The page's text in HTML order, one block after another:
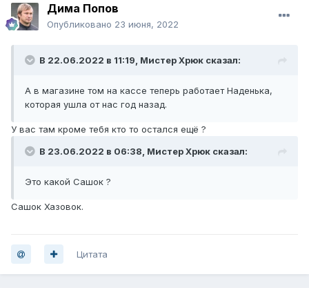
Дима Попов
Опубликовано 23 июня, 2022
В 22.06.2022 в 11:19, Мистер Хрюк сказал:
А в магазине том на кассе теперь работает Наденька,
которая ушла от нас год назад.
У вас там кроме тебя кто то остался ещё ?
В 23.06.2022 в 06:38, Мистер Хрюк сказал:
Это какой Сашок ?
Сашок Хазовок.
Цитата